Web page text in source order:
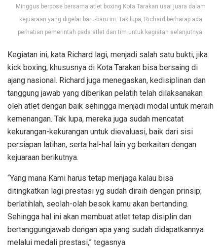
Minggus berpose bersama atlet boxing Kota Tarakan usai juara dalam
kejuaraan yang digelar baru-baru ini. Tak lupa, Richard berharap ada
perhatian pemerintah pada atlet dan tim untuk kegiatan selanjutnya.
Kegiatan ini, kata Richard lagi, menjadi salah satu bukti, jika
kick boxing, khususnya di Kota Tarakan bisa bersaing di
ajang nasional. Richard juga menegaskan, kedisiplinan dan
tanggung jawab yang diberikan pelatih telah dilaksanakan
oleh atlet dengan baik sehingga menjadi modal untuk meraih
kemenangan. Tak lupa, mereka juga sudah mencatat
kekurangan-kekurangan untuk dievaluasi, baik dari sisi
persiapan latihan, serta hal-hal lain yg berkaitan dengan
kejuaraan berikutnya.
“Yang mana Kami harus tetap menjaga kalau bisa
ditingkatkan lagi prestasi yg sudah diraih dengan prinsip;
berlatihlah, seolah-olah besok kamu akan bertanding.
Sehingga hal ini akan membuat atlet tetap disiplin dan
bertanggungjawab dengan apa yang sudah didapatkannya
melalui medali prestasi,” tegasnya.